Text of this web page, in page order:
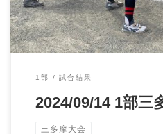
1部 試合結果
2024/09/14 1部三
三多摩大会